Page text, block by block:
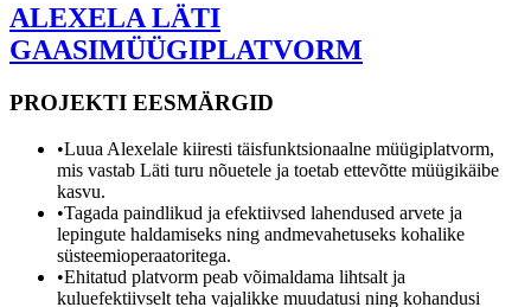
ALEXELA LÄTI
GAASIMÜÜGIPLATVORM
PROJEKTI EESMÄRGID
•Luua Alexelale kiiresti täisfunktsionaalne müügiplatvorm,
mis vastab Läti turu nõuetele ja toetab ettevõtte müügikäibe
kasvu.
•Tagada paindlikud ja efektiivsed lahendused arvete ja
lepingute haldamiseks ning andmevahetuseks kohalike
süsteemioperaatoritega.
•Ehitatud platvorm peab võimaldama lihtsalt ja
kuluefektiivselt teha vajalikke muudatusi ning kohandusi